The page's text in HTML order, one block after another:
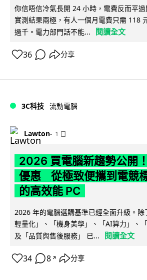
你信唔信冷氣長開 24 小時，電費反而平
實測結果兩極，有人一個月電費只需 118
過千。電力部門話不能...
閱讀全文
36 分享
3C科技 流動電腦
Lawton 1 日
2026 買電腦新趨勢公開
優惠 從極致便攜到電競
的高效能 PC
2026 年的電腦選購基準已經全面升級。除
輕量化」、「機身美學」、「AI算力」、
及「品質與售後服務」 已...
閱讀全文
34 8 ↗ 分享